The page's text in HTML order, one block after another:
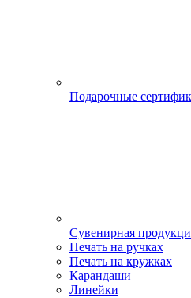
Подарочные
Сувенирная
Печать на ручках
Печать на кружках
Карандаши
Линейки